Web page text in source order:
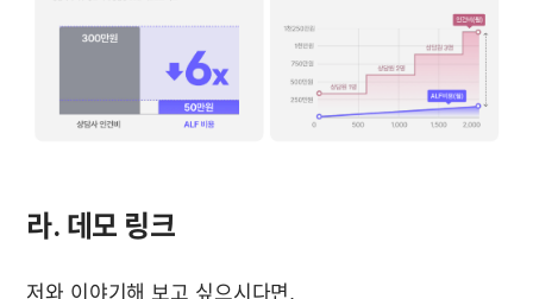
라. 데모 링크
저와 이야기해 보고 싶으시다면,